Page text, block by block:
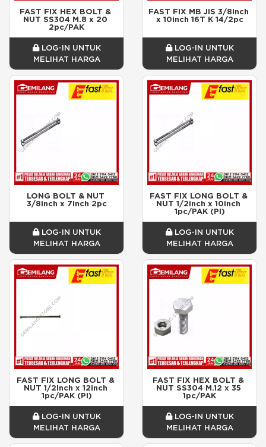
FAST FIX HEX BOLT &
NUT SS304 M.8 x 20
2pc/PAK
LOG-IN UNTUK
MELIHAT HARGA
FAST FIX MB JIS 3/8inch
x 10inch 16T K 14/2pc
LOG-IN UNTUK
MELIHAT HARGA
LONG BOLT & NUT
3/8inch x 7inch 2pc
LOG-IN UNTUK
MELIHAT HARGA
FAST FIX LONG BOLT &
NUT 1/2inch x 10inch
1pc/PAK (PI)
LOG-IN UNTUK
MELIHAT HARGA
FAST FIX LONG BOLT &
NUT 1/2inch x 12inch
1pc/PAK (PI)
LOG-IN UNTUK
MELIHAT HARGA
FAST FIX HEX BOLT &
NUT SS304 M.12 x 35
1pc/PAK
LOG-IN UNTUK
MELIHAT HARGA